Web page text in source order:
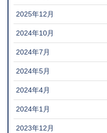
2025年12月
2024年10月
2024年7月
2024年5月
2024年4月
2024年1月
2023年12月